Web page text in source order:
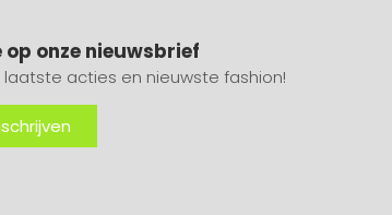
op onze nieuwsbrief
acties en nieuwste fashion!